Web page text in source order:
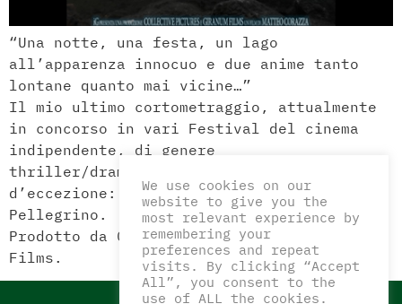
“Una notte, una festa, un lago
all’apparenza innocuo e due anime tanto
lontane quanto mai vicine…”
Il mio ultimo cortometraggio, attualmente
in concorso in vari Festival del cinema
indipendente, di genere
thriller/drammatico con due protagonisti
d’eccezione: Gianmaria Martini e Alessia
Pellegrino.
Prodotto da Collective Pictures e Giranum
Films.
We use cookies on our
website to give you the
most relevant experience by
remembering your
preferences and repeat
visits. By clicking “Accept
All”, you consent to the
use of ALL the cookies.